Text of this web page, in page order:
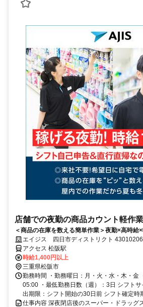
店舗での夜勤の商品カウント軽作
＜商品の在庫を数える簡単作業＞夜勤×高時給
接で来社＆履歴書不要！
エイジス 四日市ディストリクト 43010206
アクセス 松阪駅
時給1,400円以上
三重県松阪市
勤務時間 ・勤務曜日：月・火・水・木・金
05:00 ・最低勤務日数（週）：3日 シフト
出期限：シフト開始の30日前 シフト確定時
仕事内容 深夜閉店後のスーパー・ドラッグ